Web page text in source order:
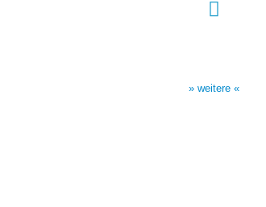
» weitere «